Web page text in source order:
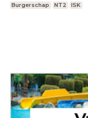
Burgerschap NT2 ISK